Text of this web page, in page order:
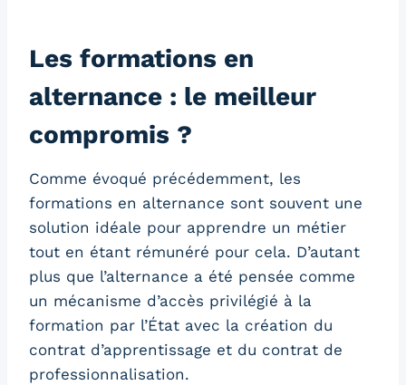
Les formations en
alternance : le meilleur
compromis ?
Comme évoqué précédemment, les
formations en alternance sont souvent une
solution idéale pour apprendre un métier
tout en étant rémunéré pour cela. D’autant
plus que l’alternance a été pensée comme
un mécanisme d’accès privilégié à la
formation par l’État avec la création du
contrat d’apprentissage et du contrat de
professionnalisation.